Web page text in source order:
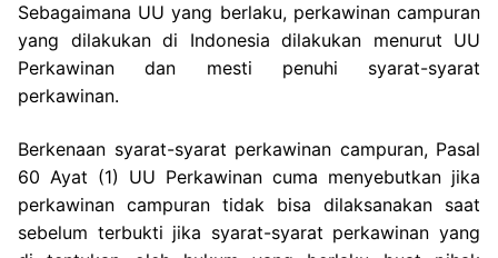
Sebagaimana UU yang berlaku, perkawinan campuran
yang dilakukan di Indonesia dilakukan menurut UU
Perkawinan dan mesti penuhi syarat-syarat
perkawinan.
Berkenaan syarat-syarat perkawinan campuran, Pasal
60 Ayat (1) UU Perkawinan cuma menyebutkan jika
perkawinan campuran tidak bisa dilaksanakan saat
sebelum terbukti jika syarat-syarat perkawinan yang